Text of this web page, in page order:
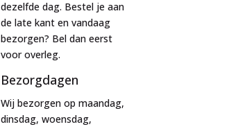
dezelfde dag. Bestel je aan
de late kant en vandaag
bezorgen? Bel dan eerst
voor overleg.
Bezorgdagen
Wij bezorgen op maandag,
dinsdag, woensdag,